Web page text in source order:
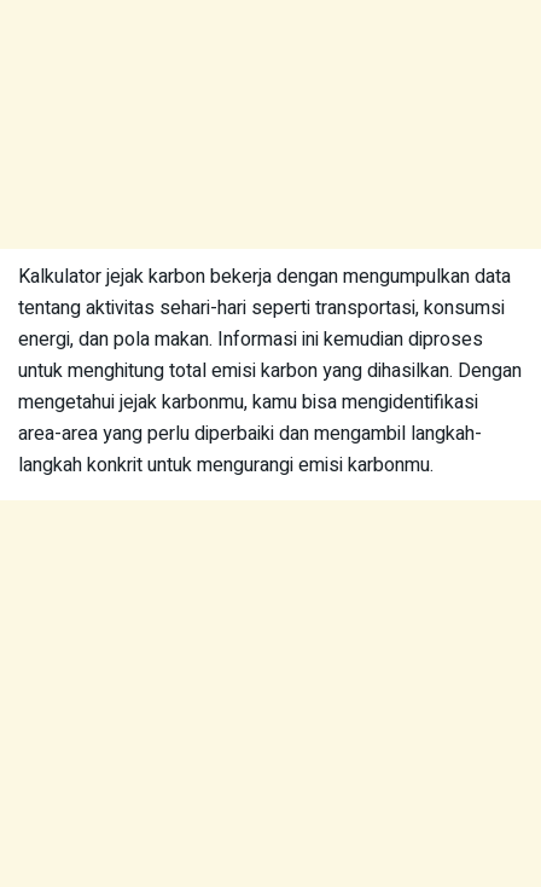
Kalkulator jejak karbon bekerja dengan mengumpulkan data
tentang aktivitas sehari-hari seperti transportasi, konsumsi
energi, dan pola makan. Informasi ini kemudian diproses
untuk menghitung total emisi karbon yang dihasilkan. Dengan
mengetahui jejak karbonmu, kamu bisa mengidentifikasi
area-area yang perlu diperbaiki dan mengambil langkah-
langkah konkrit untuk mengurangi emisi karbonmu.